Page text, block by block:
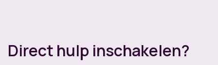
Direct hulp inschakelen?